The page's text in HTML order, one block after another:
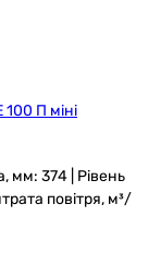
П міні
мм: 374 | Рівень
повітря, м³/